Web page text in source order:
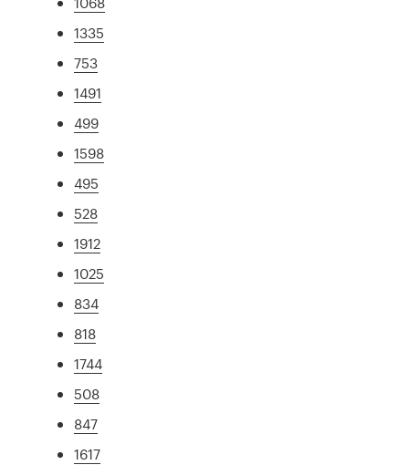
1335
753
1491
499
1598
495
528
1912
1025
834
818
1744
508
847
1617